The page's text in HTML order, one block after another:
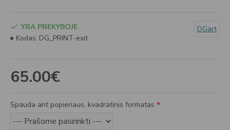
65.00€
YRA PREKYBOJE
Kodas: DG_PRINT-exit
DGart
Spauda ant popieriaus, kvadratinis formatas